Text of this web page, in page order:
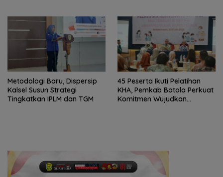
Metodologi Baru, Dispersip
Kalsel Susun Strategi
Tingkatkan IPLM dan TGM
45 Peserta Ikuti Pelatihan
KHA, Pemkab Batola Perkuat
Komitmen Wujudkan